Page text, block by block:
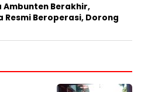
Ambunten Berakhir,
Beroperasi, Dorong